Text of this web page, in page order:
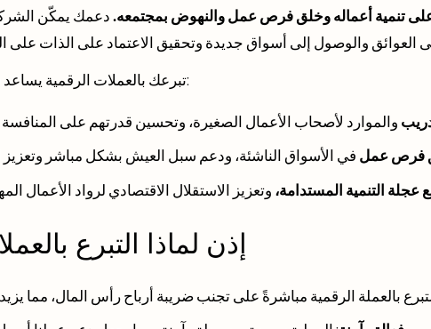
على تنمية أعماله وخلق فرص عمل والنهوض بمجتمعه.
العوائق والوصول إلى أسواق جديدة وتحقيق الاعتماد على الذات على
تبرعك بالعملات الرقمية يساعد في تمويل المبادرات التي:
فرص عمل
عجلة التنمية المستدامة،
إذن لماذا التبرع